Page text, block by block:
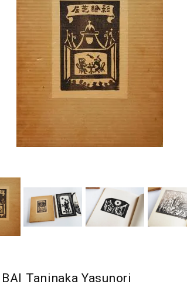
Taninaka Yasunori